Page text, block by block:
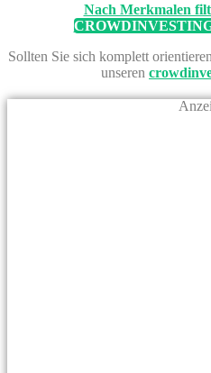
Nach Merkmalen
Sollten Sie sich komplett
unseren